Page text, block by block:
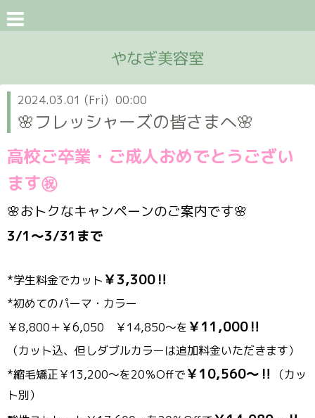
やなぎ美容室
2024.03.01 (Fri) 00:00
🌸フレッシャーズの皆さまへ🌸
高校ご卒業・ご成人おめでとうござい
ます㊗
🌸おトクなキャンペーンのご案内です🌸
3/1〜3/31まで
*学生料金でカット￥3,300‼
*初めてのパーマ・カラー
￥8,800＋￥6,050 ￥14,850〜を￥11,000‼
（カット込、但しダブルカラーは追加料金いただきます）
*縮毛矯正￥13,200〜を20％Offで￥10,560〜‼
（カッ
ト別）